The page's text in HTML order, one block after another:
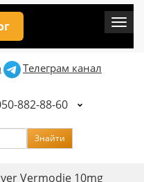
Телеграм канал
882-88-60
Знайти
Vermodje 10mg